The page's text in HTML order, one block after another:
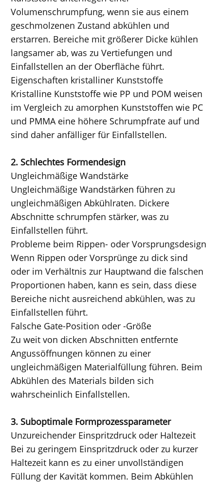
Volumenschrumpfung, wenn sie aus einem
geschmolzenen Zustand abkühlen und
erstarren. Bereiche mit größerer Dicke kühlen
langsamer ab, was zu Vertiefungen und
Einfallstellen an der Oberfläche führt.
Eigenschaften kristalliner Kunststoffe
Kristalline Kunststoffe wie PP und POM weisen
im Vergleich zu amorphen Kunststoffen wie PC
und PMMA eine höhere Schrumpfrate auf und
sind daher anfälliger für Einfallstellen.
2. Schlechtes Formendesign
Ungleichmäßige Wandstärke
Ungleichmäßige Wandstärken führen zu
ungleichmäßigen Abkühlraten. Dickere
Abschnitte schrumpfen stärker, was zu
Einfallstellen führt.
Probleme beim Rippen- oder Vorsprungsdesign
Wenn Rippen oder Vorsprünge zu dick sind
oder im Verhältnis zur Hauptwand die falschen
Proportionen haben, kann es sein, dass diese
Bereiche nicht ausreichend abkühlen, was zu
Einfallstellen führt.
Falsche Gate-Position oder -Größe
Zu weit von dicken Abschnitten entfernte
Angussöffnungen können zu einer
ungleichmäßigen Materialfüllung führen. Beim
Abkühlen des Materials bilden sich
wahrscheinlich Einfallstellen.
3. Suboptimale Formprozessparameter
Unzureichender Einspritzdruck oder Haltezeit
Bei zu geringem Einspritzdruck oder zu kurzer
Haltezeit kann es zu einer unvollständigen
Füllung der Kavität kommen. Beim Abkühlen